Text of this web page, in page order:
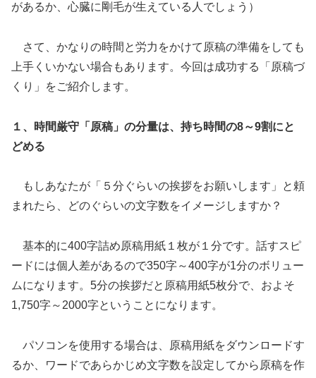
があるか、心臓に剛毛が生えている人でしょう）
さて、かなりの時間と労力をかけて原稿の準備をしても
上手くいかない場合もあります。今回は成功する「原稿づ
くり」をご紹介します。
１、時間厳守「原稿」の分量は、持ち時間の8～9割にと
どめる
もしあなたが「５分ぐらいの挨拶をお願いします」と頼
まれたら、どのぐらいの文字数をイメージしますか？
基本的に400字詰め原稿用紙１枚が１分です。話すスピ
ードには個人差があるので350字～400字が1分のボリュー
ムになります。5分の挨拶だと原稿用紙5枚分で、およそ
1,750字～2000字ということになります。
パソコンを使用する場合は、原稿用紙をダウンロードす
るか、ワードであらかじめ文字数を設定してから原稿を作